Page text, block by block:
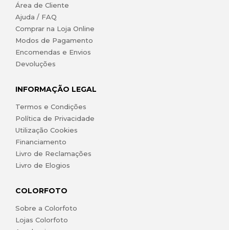
Área de Cliente
Ajuda / FAQ
Comprar na Loja Online
Modos de Pagamento
Encomendas e Envios
Devoluções
INFORMAÇÃO LEGAL
Termos e Condições
Política de Privacidade
Utilização Cookies
Financiamento
Livro de Reclamações
Livro de Elogios
COLORFOTO
Sobre a Colorfoto
Lojas Colorfoto